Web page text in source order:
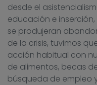
desde el
educación e
se produjeran
de la crisis, tuvimos
acción habitual con
de alimentos, becas
búsqueda de empleo